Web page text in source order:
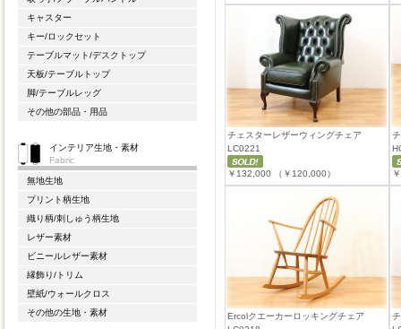
キャスター
キー/ロックセット
テーブルマット/デスクトップ
天板/テーブルトップ
脚/テーブルレッグ
その他の部品・用品
インテリア生地・素材
Fabric
無地生地
プリント柄生地
織り柄/刺しゅう柄生地
レザー素材
ビニールレザー素材
縁飾り/トリム
壁紙/ウォールクロス
その他の生地・素材
チェスターレザーウィングチェア
LC0221
￥132,000 （￥120,000）
Ercolクエーカーロッキングチェア